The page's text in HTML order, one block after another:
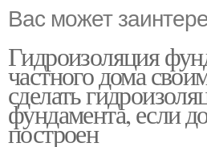
Вас может
Гидроизоляция
частного дома
сделать
фундамента, если
построен